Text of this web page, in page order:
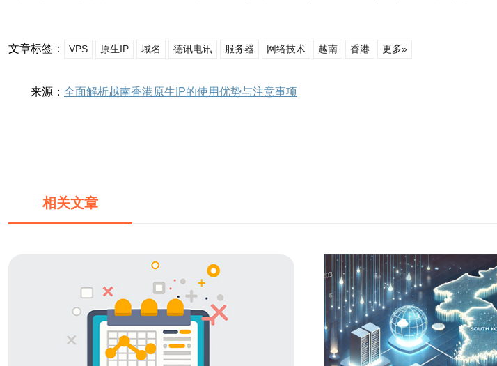
文章标签： VPS 原生IP 域名 德讯电讯 服务器 网络技术 越南 香港 更多»
来源： 全面解析越南香港原生IP的使用优势与注意事项
相关文章